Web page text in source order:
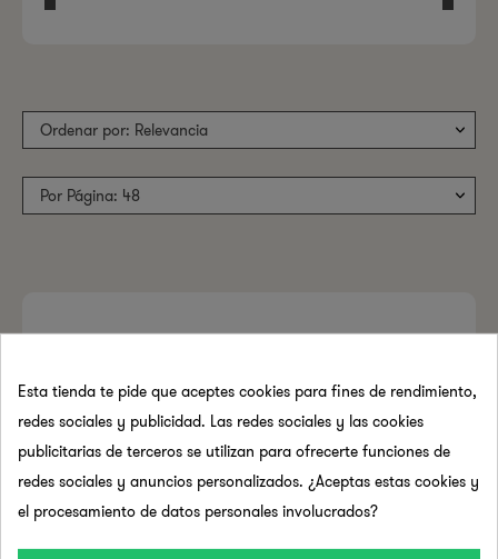
Ordenar por: Relevancia
Por Página: 48
Esta tienda te pide que aceptes cookies para fines de rendimiento,
redes sociales y publicidad. Las redes sociales y las cookies
publicitarias de terceros se utilizan para ofrecerte funciones de
redes sociales y anuncios personalizados. ¿Aceptas estas cookies y
el procesamiento de datos personales involucrados?